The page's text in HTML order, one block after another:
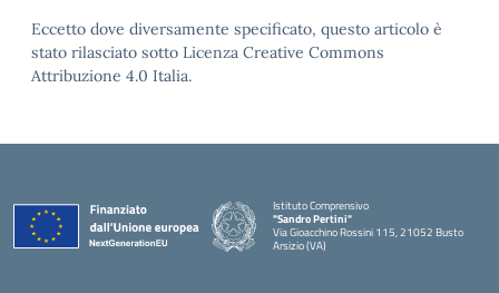
Eccetto dove diversamente specificato, questo articolo è
stato rilasciato sotto Licenza Creative Commons
Attribuzione 4.0 Italia.
Istituto Comprensivo
"Sandro Pertini"
Via Gioacchino Rossini 115, 21052 Busto
Arsizio (VA)